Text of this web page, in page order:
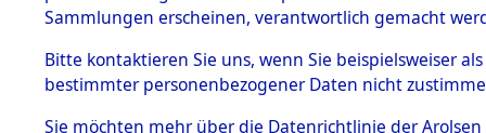
Todesmärsche
5.3.1 Alliierte
Erhebungen
zu
Todesmärsch
en
Branch -
Sammlungen erscheinen, verantwortlich gemacht
Bitte kontaktieren Sie uns, wenn Sie beispielsweiser
bestimmter personenbezogener Daten nicht
Sie möchten mehr über die Datenrichtlinie der Arolsen